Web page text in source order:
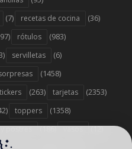
(7) recetas de cocina (36)
rótulos (983)
servilletas (6)
(1458)
(263) tarjetas (2353)
toppers (1358)
postres (186) vasos (12)